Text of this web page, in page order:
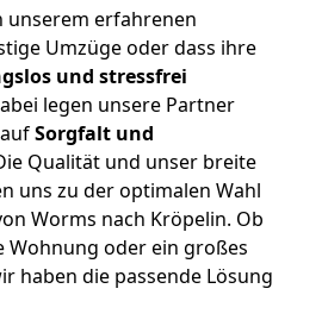
unserem erfahrenen
Umzüge oder dass ihre
und stressfrei
legen unsere Partner
Sorgfalt und
Qualität und unser breite
uns zu der optimalen Wahl
Worms nach Kröpelin. Ob
Wohnung oder ein großes
haben die passende Lösung